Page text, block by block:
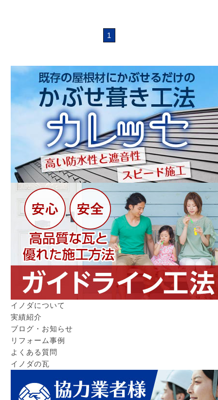
1
イノダについて
実績紹介
ブログ・お知らせ
リフォーム事例
よくある質問
イノダの瓦